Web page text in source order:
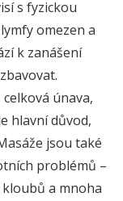
s fyzickou
omezen a
k zanášení
únava,
hlavní důvod,
jsou také
problémů –
a mnoha